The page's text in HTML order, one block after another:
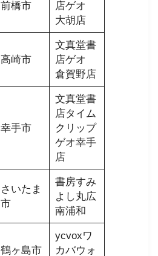
前橋市
店ゲオ
大胡店
高崎市
文真堂書
店ゲオ
倉賀野店
幸手市
文真堂書
店タイム
クリップ
ゲオ幸手
店
さいたま
市
書房すみ
よし丸広
南浦和
鶴ヶ島市
ycvoxワ
カバウォ